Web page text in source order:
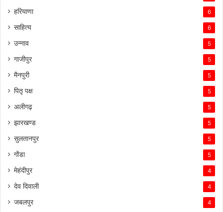
हरियाणा 6
साहित्य 6
उन्नाव 5
गाजीपुर 5
मैनपुरी 5
पितृ पक्ष 5
अलीगढ़ 5
झारखण्ड 5
सुलतानपुर 5
गोंडा 5
मेहंदीपुर 4
देव दिवाली 4
जबलपुर 4